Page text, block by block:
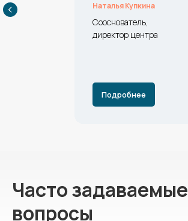
Наталья Купкина
Сооснователь,
директор центра
Подробнее
Часто задаваемые
вопросы